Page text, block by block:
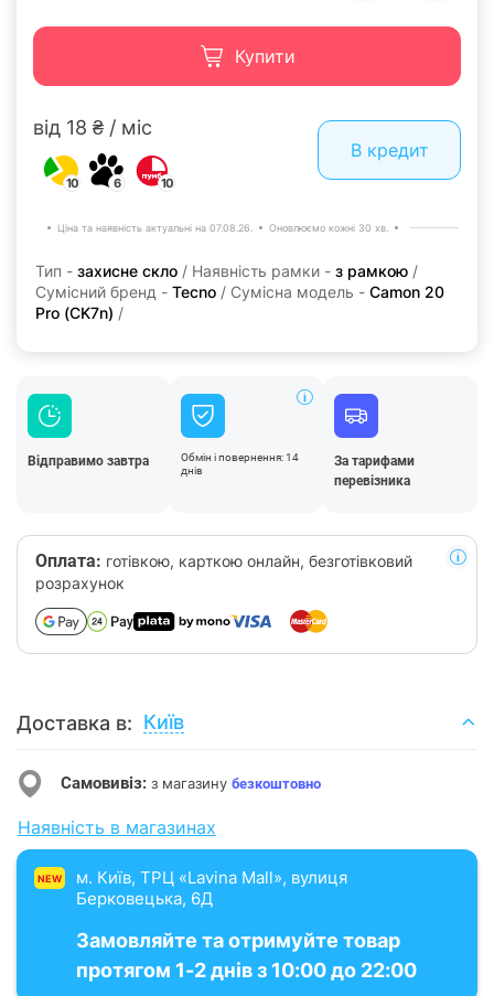
Купити
від 18 ₴ / міс
10 6 10
В кредит
Ціна та наявність актуальні на 07.08.26. Оновлюємо кожні 30 хв.
Тип - захисне скло / Наявність рамки - з рамкою /
Сумісний бренд - Tecno / Сумісна модель - Camon 20
Pro (CK7n) /
Відправимо завтра
Обмін і повернення: 14
днів
За тарифами
перевізника
Оплата: готівкою, карткою онлайн, безготівковий
розрахунок
Доставка в: Київ
Самовивіз: з магазину безкоштовно
Наявність в магазинах
NEW
м. Київ, ТРЦ «Lavina Mall», вулиця
Берковецька, 6Д
Замовляйте та отримуйте товар
протягом 1-2 днів з 10:00 до 22:00